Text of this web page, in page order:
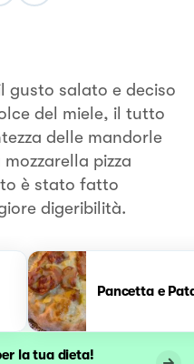
gusto salato e deciso
del miele, il tutto
delle mandorle
pizza
è stato fatto
digeribilità.
Pancetta e
la tua dieta!